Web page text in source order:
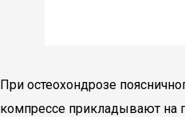
При остеохондрозе
компрессе прикладывают на